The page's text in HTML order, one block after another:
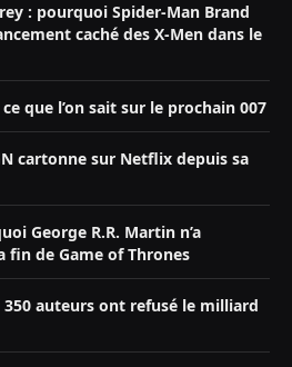
: pourquoi Spider-Man Brand
caché des X-Men dans le
que l’on sait sur le prochain 007
cartonne sur Netflix depuis sa
George R.R. Martin n’a
fin de Game of Thrones
auteurs ont refusé le milliard